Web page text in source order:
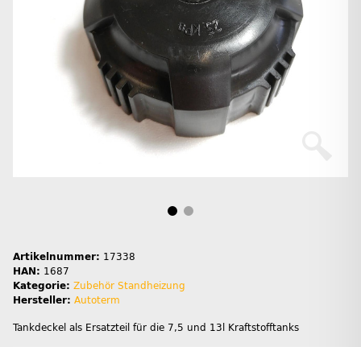
Artikelnummer: 17338
HAN: 1687
Kategorie: Zubehör Standheizung
Hersteller: Autoterm
Tankdeckel als Ersatzteil für die 7,5 und 13l Kraftstofftanks